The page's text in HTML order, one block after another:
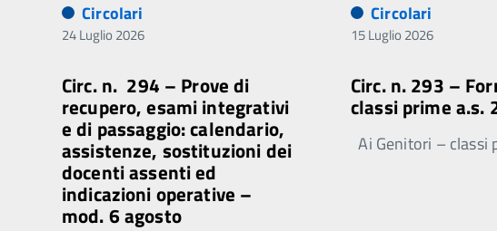
Circolari
24 Luglio 2026
Circ. n. 294 – Prove di
recupero, esami integrativi
e di passaggio: calendario,
assistenze, sostituzioni dei
docenti assenti ed
indicazioni operative –
mod. 6 agosto
Circolari
15 Luglio 2026
Circ. n. 293 –
classi prime a.s.
Ai Genitori – classi